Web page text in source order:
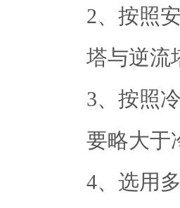
2、按照
塔与逆流
3、按照
要略大于
4、选用